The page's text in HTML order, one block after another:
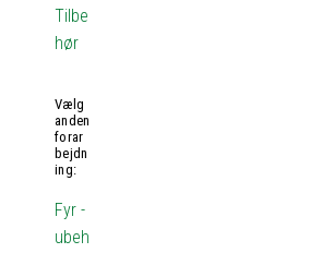
Tilbe
hør
Vælg
anden
forar
bejdn
ing:
Fyr -
ubeh